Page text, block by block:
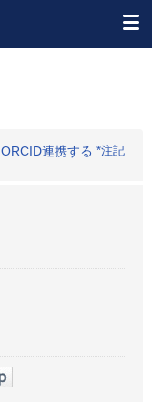
ORCID連携する *注記